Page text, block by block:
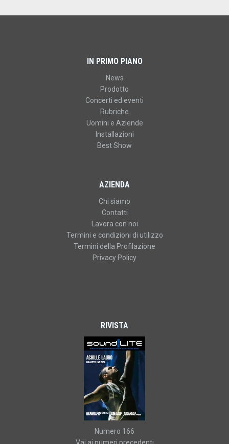
IN PRIMO PIANO
News
Prodotto
Concerti ed eventi
Rubriche
Uomini e Aziende
Installazioni
Best Show
AZIENDA
Chi siamo
Contatti
Lavora con noi
Termini e condizioni di utilizzo
Termini della Profilazione
Privacy Policy
RIVISTA
Numero 166